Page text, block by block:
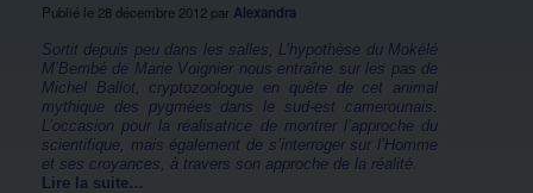
Publié le 28 décembre 2012 par Alexandra
Sortit depuis peu dans les salles, L’hypothèse du Mokélé
M’Bembé de Marie Voignier nous entraîne sur les pas de
Michel Ballot, cryptozoologue en quête de cet animal
mythique des pygmées dans le sud-est camerounais.
L’occasion pour la réalisatrice de montrer l’approche du
scientifique, mais également de s’interroger sur l’Homme
et ses croyances, à travers son approche de la réalité.
Lire la suite…